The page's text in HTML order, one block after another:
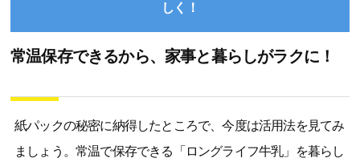
しく！
常温保存できるから、家事と暮らしがラクに！
紙パックの秘密に納得したところで、今度は活用法を見てみ
ましょう。常温で保存できる「ロングライフ牛乳」を暮らし